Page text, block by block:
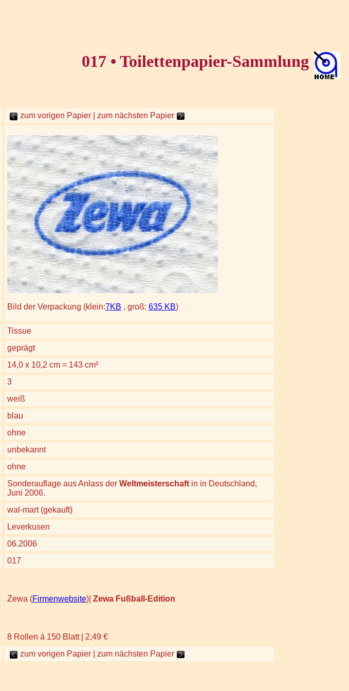
017 • Toilettenpapier-Sammlung
zum vorigen Papier | zum nächsten Papier
Bild der Verpackung (klein:7KB , groß: 635 KB)
Tissue
geprägt
14,0 x 10,2 cm = 143 cm²
3
weiß
blau
ohne
unbekannt
ohne
Sonderauflage aus Anlass der Weltmeisterschaft in in Deutschland,
Juni 2006.
wal-mart (gekauft)
Leverkusen
06.2006
017
Zewa (Firmenwebsite)| Zewa Fußball-Edition
8 Rollen á 150 Blatt | 2,49 €
zum vorigen Papier | zum nächsten Papier